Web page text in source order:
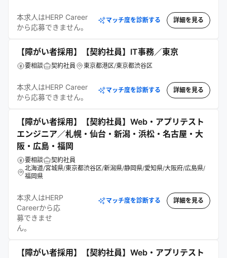
本求人はHERP Career
から応募できません。
マッチ度を診断する 詳細を見る
【障がい者採用】【契約社員】IT事務／東京
要相談 契約社員 東京都港区/東京都渋谷区
本求人はHERP Career
から応募できません。
マッチ度を診断する 詳細を見る
【障がい者採用】【契約社員】Web・アプリテスト
エンジニア／札幌・仙台・新潟・浜松・名古屋・大
阪・広島・福岡
要相談
契約社員
北海道/宮城県/東京都渋谷区/新潟県/静岡県/愛知県/大阪府/広島県/
福岡県
本求人はHERP
Careerから応
募できませ
ん。
マッチ度を診断する 詳細を見る
【障がい者採用】【契約社員】Web・アプリテスト